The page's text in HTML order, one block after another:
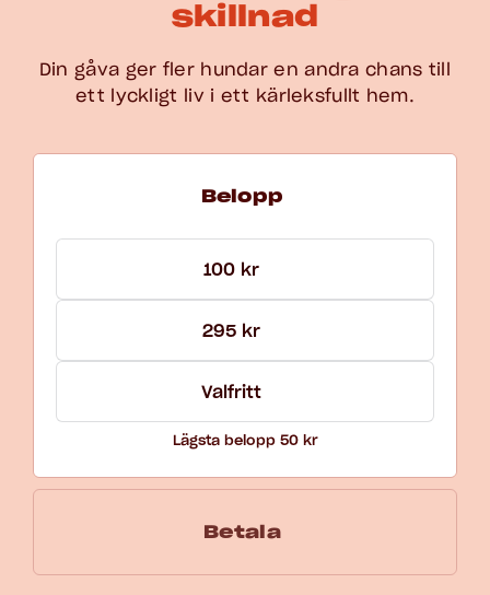
skillnad
Din gåva ger fler hundar en andra chans till
ett lyckligt liv i ett kärleksfullt hem.
Belopp
100 kr
295 kr
Lägsta belopp 50 kr
Betala